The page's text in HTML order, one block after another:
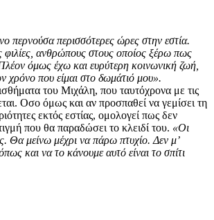
περνούσα περισσότερες ώρες στην εστία.
φιλίες, ανθρώπους στους οποίος ξέρω πως
όμως έχω και ευρύτερη κοινωνική ζωή,
χρόνο που είμαι στο δωμάτιό μου».
του Μιχάλη, που ταυτόχρονα με τις
Οσο όμως και αν προσπαθεί να γεμίσει τη
εκτός εστίας, ομολογεί πως δεν
που θα παραδώσει το κλειδί του. «Οι
Θα μείνω μέχρι να πάρω πτυχίο. Δεν μ’
και να το κάνουμε αυτό είναι το σπίτι